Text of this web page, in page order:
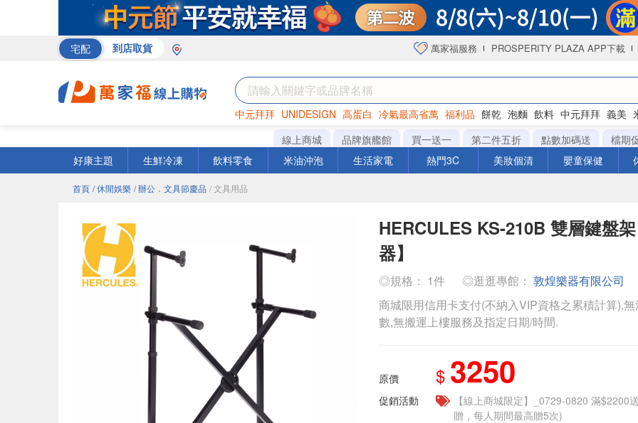
宅配 到店取貨 萬家福服務 PROSPERITY PLAZA APP下載
中元拜拜 UNIDESIGN 高蛋白 冷氣最高省萬 福利品 餅乾 泡麵 飲料 中元拜拜 義美
罐頭 咖啡 海苔
線上商城 品牌旗艦館 買一送一 第二件五折 點數加碼送
檔期
好康主題
生鮮冷凍 飲料零食 米油沖泡 生活家電 熱門3C 美妝個清 嬰童保健
首頁 / 休閒娛樂 / 辦公．文具節慶品 / 文具用品
HERCULES KS-210B 雙層鍵盤
器】
◎規格： 1件 ◎逛逛專館： 敦煌樂器有限公司
商城限用信用卡支付(不納入VIP資格之累積計算),
數,無搬運上樓服務及指定日期/時間.
原價 $ 3250
促銷活動
【線上商城限定】_0729-0820 滿$2200
贈，每人期間最高贈5次)